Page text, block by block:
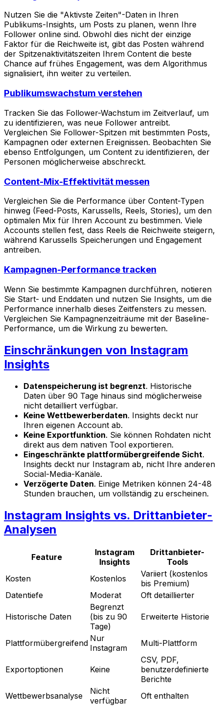
Nutzen Sie die "Aktivste Zeiten"-Daten in Ihren
Publikums-Insights, um Posts zu planen, wenn Ihre
Follower online sind. Obwohl dies nicht der einzige
Faktor für die Reichweite ist, gibt das Posten während
der Spitzenaktivitätszeiten Ihrem Content die beste
Chance auf frühes Engagement, was dem Algorithmus
signalisiert, ihn weiter zu verteilen.
Publikumswachstum verstehen
Tracken Sie das Follower-Wachstum im Zeitverlauf, um
zu identifizieren, was neue Follower antreibt.
Vergleichen Sie Follower-Spitzen mit bestimmten Posts,
Kampagnen oder externen Ereignissen. Beobachten Sie
ebenso Entfolgungen, um Content zu identifizieren, der
Personen möglicherweise abschreckt.
Content-Mix-Effektivität messen
Vergleichen Sie die Performance über Content-Typen
hinweg (Feed-Posts, Karussells, Reels, Stories), um den
optimalen Mix für Ihren Account zu bestimmen. Viele
Accounts stellen fest, dass Reels die Reichweite steigern,
während Karussells Speicherungen und Engagement
antreiben.
Kampagnen-Performance tracken
Wenn Sie bestimmte Kampagnen durchführen, notieren
Sie Start- und Enddaten und nutzen Sie Insights, um die
Performance innerhalb dieses Zeitfensters zu messen.
Vergleichen Sie Kampagnenzeiträume mit der Baseline-
Performance, um die Wirkung zu bewerten.
Einschränkungen von Instagram
Insights
Datenspeicherung ist begrenzt. Historische
Daten über 90 Tage hinaus sind möglicherweise
nicht detailliert verfügbar.
Keine Wettbewerberdaten. Insights deckt nur
Ihren eigenen Account ab.
Keine Exportfunktion. Sie können Rohdaten nicht
direkt aus dem nativen Tool exportieren.
Eingeschränkte plattformübergreifende Sicht.
Insights deckt nur Instagram ab, nicht Ihre anderen
Social-Media-Kanäle.
Verzögerte Daten. Einige Metriken können 24-48
Stunden brauchen, um vollständig zu erscheinen.
Instagram Insights vs. Drittanbieter-
Analysen
Feature
Instagram
Insights
Drittanbieter-
Tools
Kosten
Kostenlos
Variiert (kostenlos
bis Premium)
Datentiefe
Moderat Oft detaillierter
Historische Daten
Begrenzt
(bis zu 90
Tage)
Erweiterte Historie
Plattformübergreifend Nur
Instagram
Multi-Plattform
Exportoptionen Keine
CSV, PDF,
benutzerdefinierte
Berichte
Wettbewerbsanalyse
Nicht
verfügbar
Oft enthalten